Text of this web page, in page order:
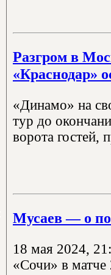
Разгром в
«Краснодар»
«Динамо» на
тур до
ворота гостей,
Мусаев — о
18 мая 2024,
«Сочи» в